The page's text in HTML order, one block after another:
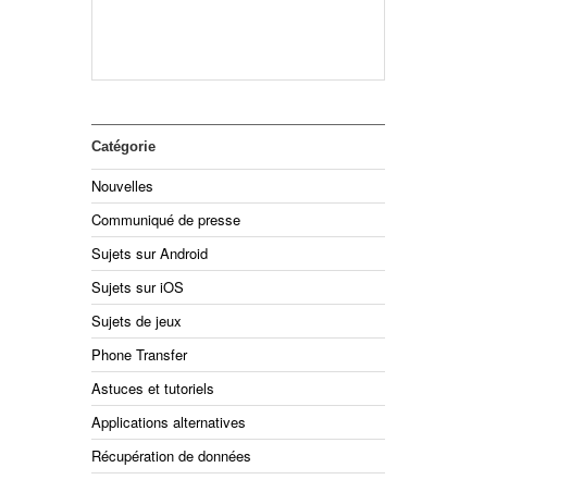
Catégorie
Nouvelles
Communiqué de presse
Sujets sur Android
Sujets sur iOS
Sujets de jeux
Phone Transfer
Astuces et tutoriels
Applications alternatives
Récupération de données